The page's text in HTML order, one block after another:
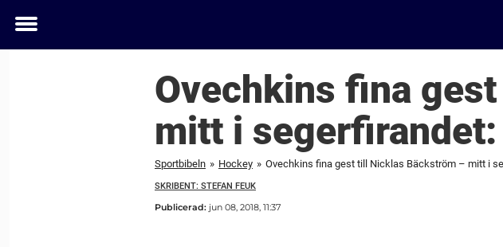
Toggle
Ovechkins fina
mitt i
Sportbibeln » Hockey » Ovechkins fina gest till Nicklas Bäckström – mitt i
SKRIBENT: STEFAN FEUK
Publicerad: jun 08, 2018, 11:37